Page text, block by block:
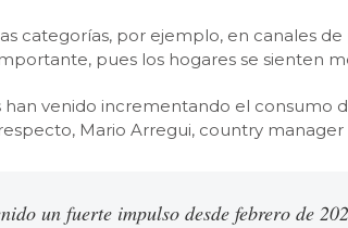
categorías, por ejemplo, en canales
pues los hogares se sienten
han venido incrementando el
Mario Arregui, country
un fuerte impulso desde febrero de